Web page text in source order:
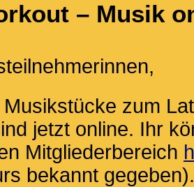
– Musik
zum
jetzt online. Ihr
Mitgliederbereich
bekannt gegeben).